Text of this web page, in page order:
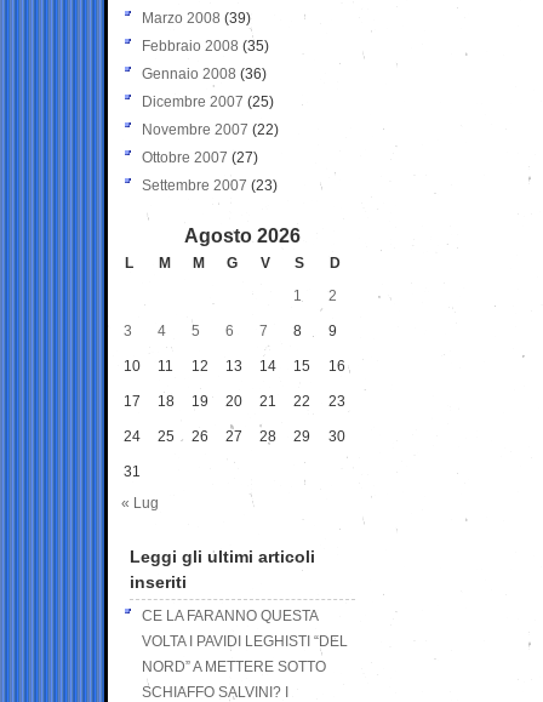
Marzo 2008 (39)
Febbraio 2008 (35)
Gennaio 2008 (36)
Dicembre 2007 (25)
Novembre 2007 (22)
Ottobre 2007 (27)
Settembre 2007 (23)
Agosto 2026
L M M G V S
D
1
2
3 4 5 6 7 8 9
10 11 12 13 14 15 16
17 18 19 20 21 22 23
24 25 26 27 28 29 30
31
« Lug
Leggi gli ultimi articoli
inseriti
CE LA FARANNO QUESTA
VOLTA I PAVIDI LEGHISTI “DEL
NORD” A METTERE SOTTO
SCHIAFFO SALVINI? I